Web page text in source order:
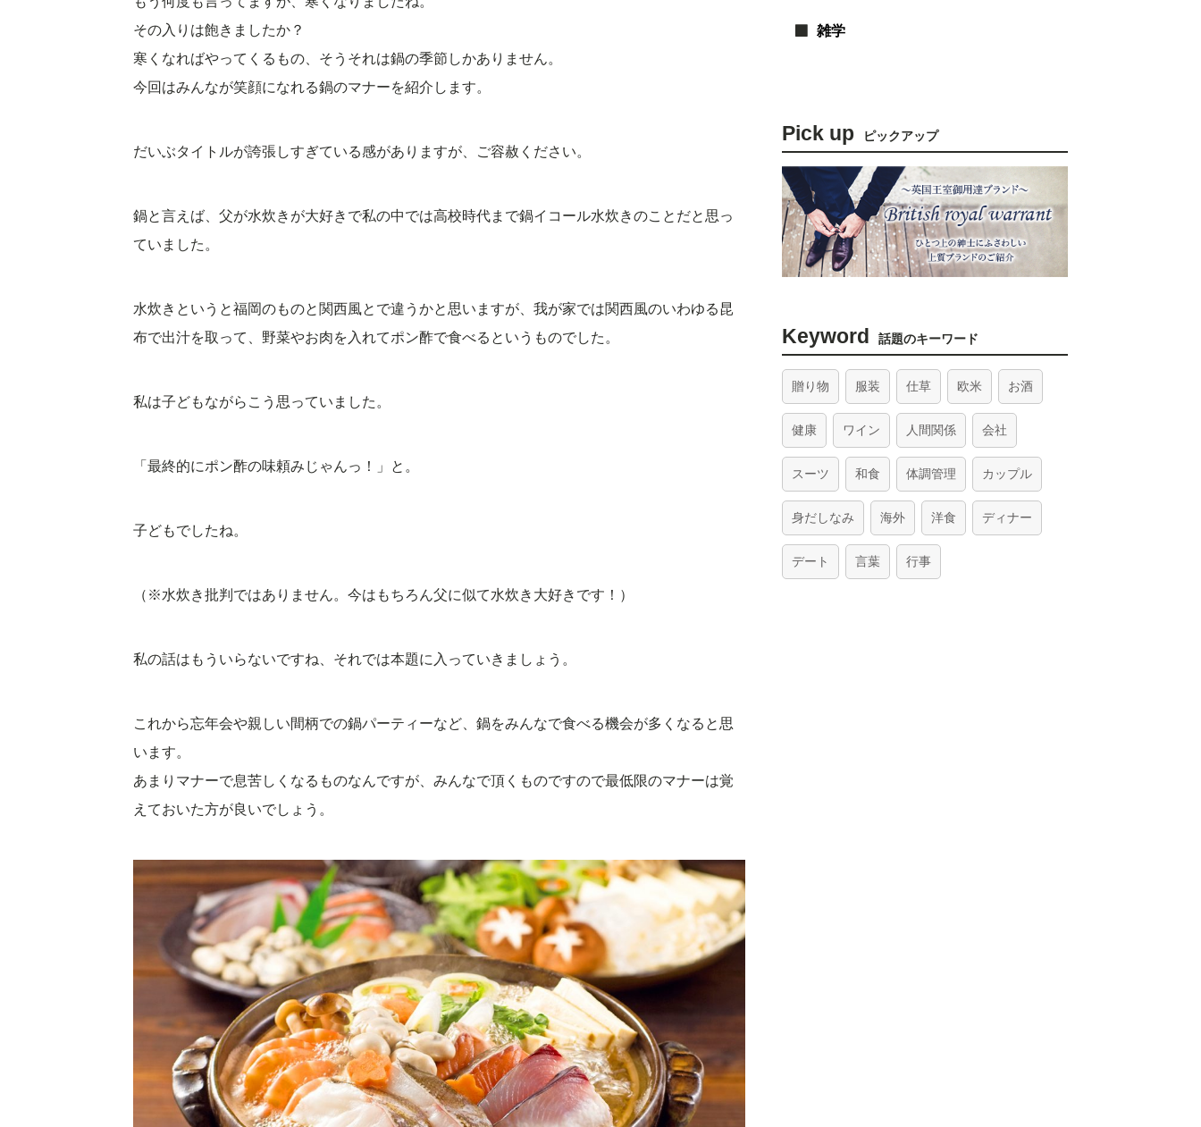
その入りは飽きましたか？
寒くなればやってくるもの、そうそれは鍋の季節しかありません。
今回はみんなが笑顔になれる鍋のマナーを紹介します。
だいぶタイトルが誇張しすぎている感がありますが、ご容赦ください。
鍋と言えば、父が水炊きが大好きで私の中では高校時代まで鍋イコール水炊きのことだと思っ
ていました。
水炊きというと福岡のものと関西風とで違うかと思いますが、我が家では関西風のいわゆる昆
布で出汁を取って、野菜やお肉を入れてポン酢で食べるというものでした。
私は子どもながらこう思っていました。
「最終的にポン酢の味頼みじゃんっ！」と。
子どもでしたね。
（※水炊き批判ではありません。今はもちろん父に似て水炊き大好きです！）
私の話はもういらないですね、それでは本題に入っていきましょう。
これから忘年会や親しい間柄での鍋パーティーなど、鍋をみんなで食べる機会が多くなると思
います。
あまりマナーで息苦しくなるものなんですが、みんなで頂くものですので最低限のマナーは覚
えておいた方が良いでしょう。
雑学
Pick up ピックアップ
Keyword 話題のキーワード
贈り物 服装 仕草 欧米 お酒
健康 ワイン 人間関係 会社
スーツ 和食 体調管理 カップル
身だしなみ 海外 洋食 ディナー
デート 言葉 行事